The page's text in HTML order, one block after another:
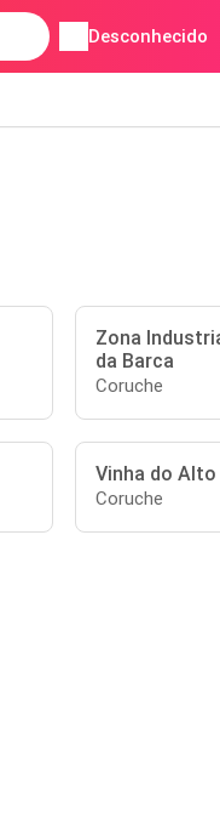
Desconhecido
Zona
da Barca
Coruche
Vinha do Alto
Coruche